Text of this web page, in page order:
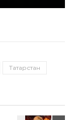
Татарстан